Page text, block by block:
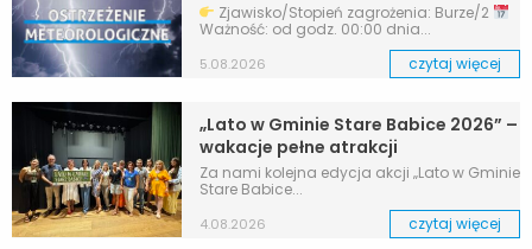
Zjawisko/Stopień zagrożenia: Burze/2
Ważność: od godz. 00:00 dnia...
5.08.2026 czytaj więcej
„Lato w Gminie Stare Babice 2026” –
wakacje pełne atrakcji
Za nami kolejna edycja akcji „Lato w Gminie
Stare Babice...
4.08.2026 czytaj więcej